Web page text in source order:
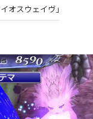
オスウェイヴ」